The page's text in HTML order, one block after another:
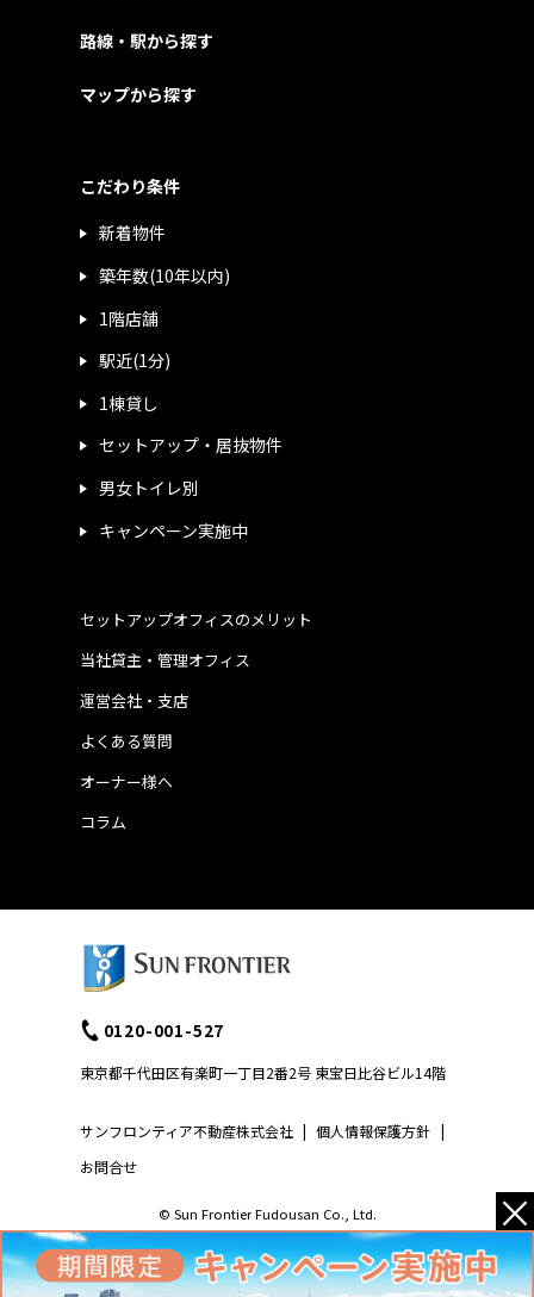
路線・駅から探す
マップから探す
こだわり条件
新着物件
築年数(10年以内)
1階店舗
駅近(1分)
1棟貸し
セットアップ・居抜物件
男女トイレ別
キャンペーン実施中
運営会社・支店
よくある質問
当社貸主・管理オフィス
オーナー様へ
コラム
セットアップオフィスのメリット
サンフロンティア不動産株式会社 | 個人情報保護方針 |
お問合せ
0120-001-527
東京都千代田区有楽町一丁目2番2号 東宝日比谷ビル14階
© Sun Frontier Fudousan Co., Ltd. ×